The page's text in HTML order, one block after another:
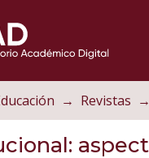
Revistas